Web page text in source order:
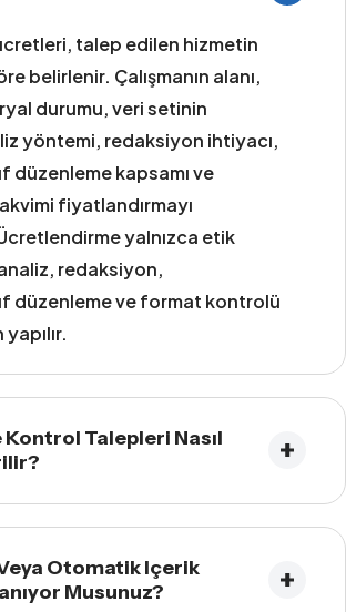
talep edilen hizmetin
belirlenir. Çalışmanın alanı,
durumu, veri setinin
yöntemi, redaksiyon ihtiyacı,
düzenleme kapsamı ve
fiyatlandırmayı
yalnızca etik
analiz, redaksiyon,
düzenleme ve format kontrolü
Kontrol Talepleri Nasıl
Otomatik Içerik
Musunuz?